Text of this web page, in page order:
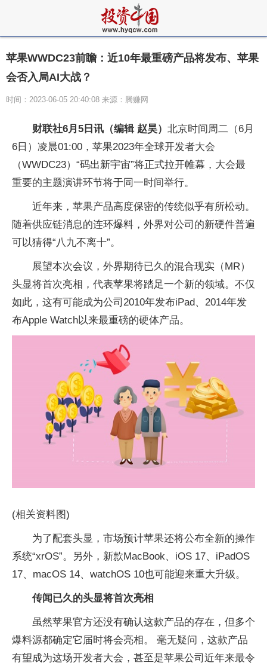
苹果WWDC23前瞻：近10年最重磅产品将发布、苹果
会否入局AI大战？
时间：2023-06-05 20:40:08 来源：腾赚网
财联社6月5日讯（编辑 赵昊） 北京时间周二（6月
6日）凌晨01:00，苹果2023年全球开发者大会
（WWDC23）“码出新宇宙”将正式拉开帷幕，大会最
重要的主题演讲环节将于同一时间举行。
近年来，苹果产品高度保密的传统似乎有所松动。
随着供应链消息的连环爆料，外界对公司的新硬件普遍
可以猜得“八九不离十”。
展望本次会议，外界期待已久的混合现实（MR）
头显将首次亮相，代表苹果将踏足一个新的领域。不仅
如此，这有可能成为公司2010年发布iPad、2014年发
布Apple Watch以来最重磅的硬体产品。
(相关资料图)
为了配套头显，市场预计苹果还将公布全新的操作
系统“xrOS”。另外，新款MacBook、iOS 17、iPadOS
17、macOS 14、watchOS 10也可能迎来重大升级。
传闻已久的头显将首次亮相
虽然苹果官方还没有确认这款产品的存在，但多个
爆料源都确定它届时将会亮相。 毫无疑问，这款产品
有望成为这场开发者大会，甚至是苹果公司近年来最令